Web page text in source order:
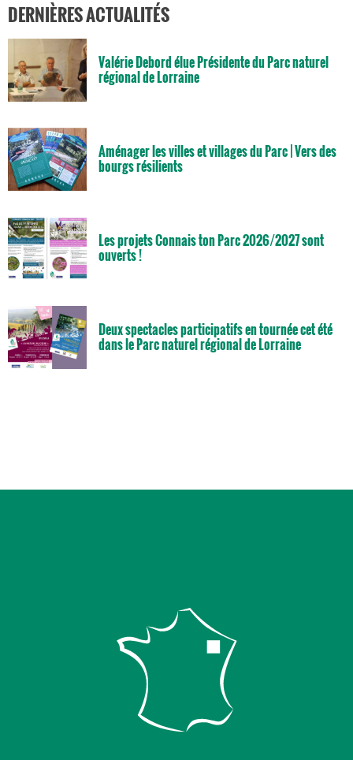
DERNIÈRES ACTUALITÉS
Valérie Debord élue Présidente du Parc naturel
régional de Lorraine
Aménager les villes et villages du Parc | Vers des
bourgs résilients
Les projets Connais ton Parc 2026/2027 sont
ouverts !
Deux spectacles participatifs en tournée cet été
dans le Parc naturel régional de Lorraine